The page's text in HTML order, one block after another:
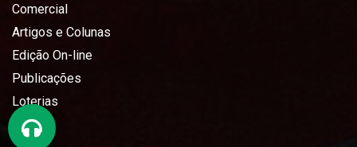
Comercial
Artigos e Colunas
Edição On-line
Publicações
Loterias